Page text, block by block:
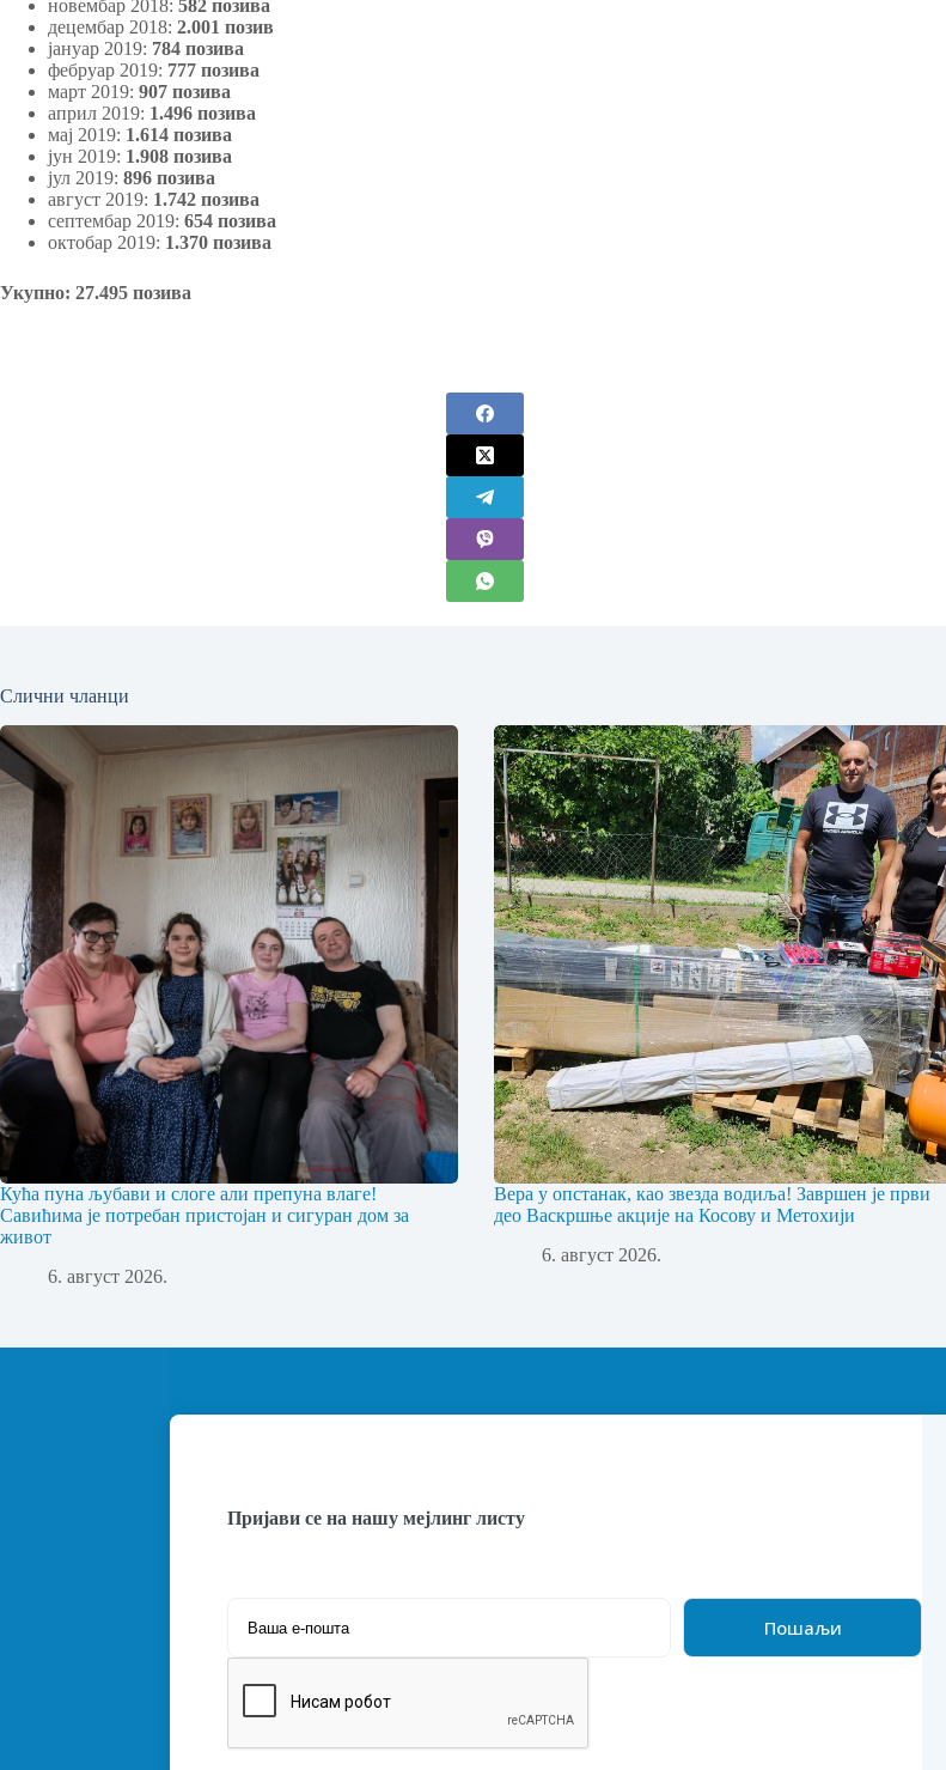
новембар 2018: 582 позива
децембар 2018: 2.001 позив
јануар 2019: 784 позива
фебруар 2019: 777 позива
март 2019: 907 позива
април 2019: 1.496 позива
мај 2019: 1.614 позива
јун 2019: 1.908 позива
јул 2019: 896 позива
август 2019: 1.742 позива
септембар 2019: 654 позива
октобар 2019: 1.370 позива
Укупно: 27.495 позивa
Слични чланци
Кућа пуна љубави и слоге али препуна влаге!
Савићима је потребан пристојан и сигуран дом за
живот
6. август 2026.
Вера у опстанак, као звезда водиља! Завршен је први
део Васкршње акције на Косову и Метохији
6. август 2026.
Пријави се на нашу мејлинг листу